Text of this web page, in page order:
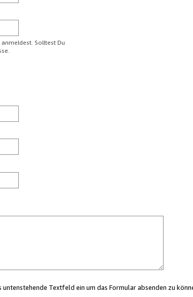
Solltest Du
Textfeld ein um das Formular absenden zu